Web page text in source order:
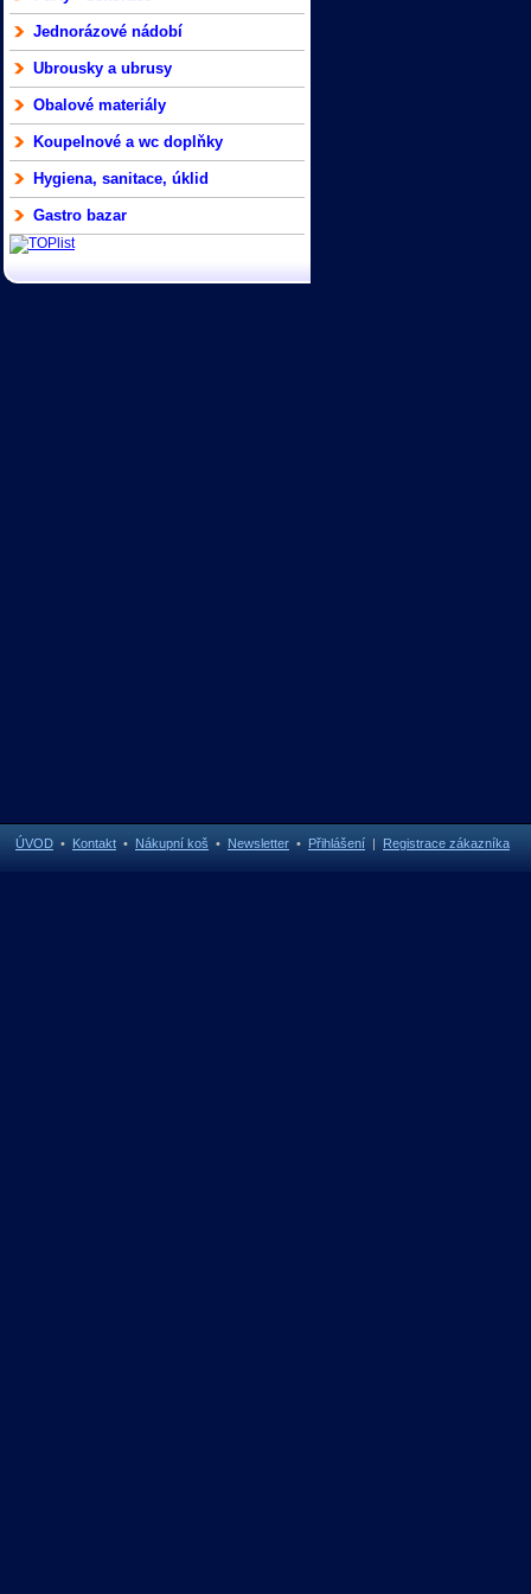
Jednorázové nádobí
Ubrousky a ubrusy
Obalové materiály
Koupelnové a wc doplňky
Hygiena, sanitace, úklid
Gastro bazar
ÚVOD • Kontakt • Nákupní koš • Newsletter • Přihlášení | Registrace zákazníka